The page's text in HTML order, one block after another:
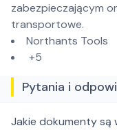
zabezpieczającym
transportowe.
Northants Tools
+5
Pytania i
Jakie dokumenty są